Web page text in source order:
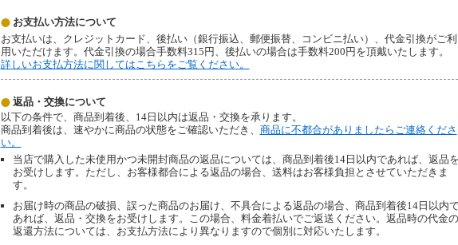
お支払い方法について
お支払いは、クレジットカード、後払い（銀行振込、郵便振替、コンビニ払い）、代金引換がご利
用いただけます。代金引換の場合手数料315円、後払いの場合は手数料200円を頂戴いたします。
詳しいお支払方法に関してはこちらをご覧ください。
返品・交換について
以下の条件で、商品到着後、14日以内は返品・交換を承ります。
商品到着後は、速やかに商品の状態をご確認いただき、 商品に不都合がありましたらご連絡くださ
い。
当店で購入した未使用かつ未開封商品の返品については、商品到着後14日以内であれば、返品を
お受けします。ただし、お客様都合による返品の場合、送料はお客様負担とさせていただきま
す。
お届け時の商品の破損、誤った商品のお届け、不具合による返品の場合、商品到着後14日以内
あれば、返品・交換をお受けします。この場合、料金着払いでご返送ください。返品時の代金の
返還方法については、お支払方法により異なりますので個別に対応いたします。